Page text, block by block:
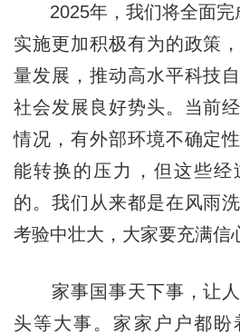
2025年，我们将全面完
实施更加积极有为的政策
量发展，推动高水平科技
社会发展良好势头。当前
情况，有外部环境不确定
能转换的压力，但这些经
的。我们从来都是在风雨
考验中壮大，大家要充满信
家事国事天下事，让人
头等大事。家家户户都盼